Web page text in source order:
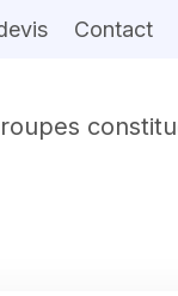
Contact